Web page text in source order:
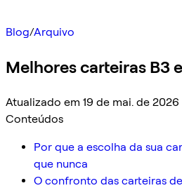
Blog/Arquivo
Melhores carteiras B3
Atualizado em 19 de mai. de 2026
Conteúdos
Por que a escolha da sua
que nunca
O confronto das carteiras